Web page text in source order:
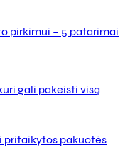
pirkimui – 5 patarimai
gali pakeisti visą
pritaikytos pakuotės